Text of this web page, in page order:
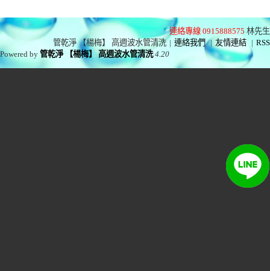
連絡專線 0915888575 林先生
管乾淨 【楊梅】 高週波水管清洗 | 連絡我們 | 友情連結 | RSS
Powered by管乾淨 【楊梅】 高週波水管清洗 4.20